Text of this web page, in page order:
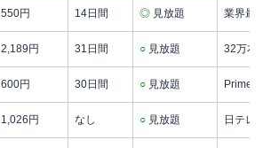
550円 14日間 ◎ 見放題 業界最
2,189円 31日間 ○ 見放題 32万本
600円 30日間 ○ 見放題 Prime
1,026円 なし ○ 見放題 日テレ